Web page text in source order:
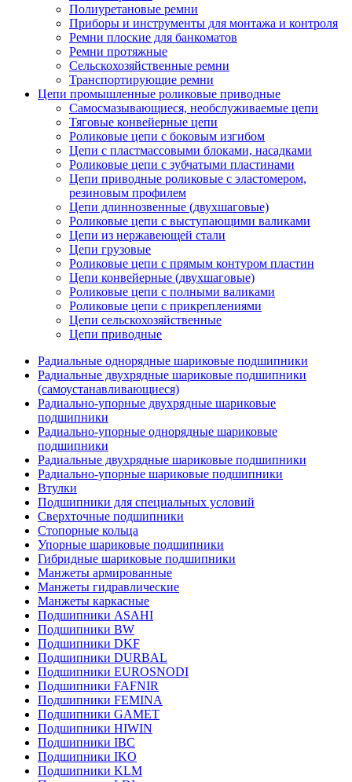
Полиуретановые ремни
Приборы и инструменты для монтажа и контроля
Ремни плоские для банкоматов
Ремни протяжные
Сельскохозяйственные ремни
Транспортирующие ремни
Цепи промышленные роликовые приводные
Самосмазывающиеся, необслуживаемые цепи
Тяговые конвейерные цепи
Роликовые цепи с боковым изгибом
Цепи с пластмассовыми блоками, насадками
Роликовые цепи с зубчатыми пластинами
Цепи приводные роликовые с эластомером,
резиновым профилем
Цепи длиннозвенные (двухшаговые)
Роликовые цепи с выступающими валиками
Цепи из нержавеющей стали
Цепи грузовые
Роликовые цепи с прямым контуром пластин
Цепи конвейерные (двухшаговые)
Роликовые цепи с полными валиками
Роликовые цепи с прикреплениями
Цепи сельскохозяйственные
Цепи приводные
Радиальные однорядные шариковые подшипники
Радиальные двухрядные шариковые подшипники
(самоустанавливающиеся)
Радиально-упорные двухрядные шариковые
подшипники
Радиально-упорные однорядные шариковые
подшипники
Радиальные двухрядные шариковые подшипники
Радиально-упорные шариковые подшипники
Втулки
Подшипники для специальных условий
Сверхточные подшипники
Стопорные кольца
Упорные шариковые подшипники
Гибридные шариковые подшипники
Манжеты армированные
Манжеты гидравлические
Манжеты каркасные
Подшипники ASAHI
Подшипники BW
Подшипники DKF
Подшипники DURBAL
Подшипники EUROSNODI
Подшипники FAFNIR
Подшипники FEMINA
Подшипники GAMET
Подшипники HIWIN
Подшипники IBC
Подшипники IKO
Подшипники KLM